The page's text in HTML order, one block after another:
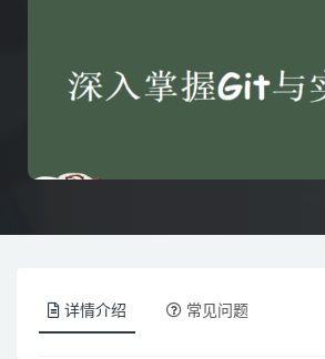
详情介绍 常见问题